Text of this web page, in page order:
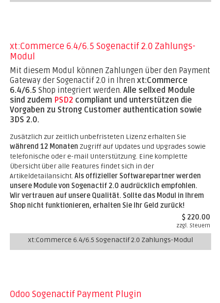
xt:Commerce 6.4/6.5 Sogenactif 2.0 Zahlungs-
Modul
Mit diesem Modul können Zahlungen über den Payment
Gateway der Sogenactif 2.0 in Ihren xt:Commerce
6.4/6.5 Shop integriert werden. Alle sellxed Module
sind zudem PSD2 compliant und unterstützen die
Vorgaben zu Strong Customer authentication sowie
3DS 2.0.
Zusätzlich zur zeitlich unbefristeten Lizenz erhalten Sie
während 12 Monaten Zugriff auf Updates und Upgrades sowie
telefonische oder e-mail Unterstützung. Eine komplette
Übersicht über alle Features findet sich in der
Artikeldetailansicht. Als offizieller Softwarepartner werden
unsere Module von Sogenactif 2.0 audrücklich empfohlen.
Wir vertrauen auf unsere Qualität. Sollte das Modul in Ihrem
Shop nicht funktionieren, erhalten Sie Ihr Geld zurück!
$ 220.00
zzgl. Steuern
xt:Commerce 6.4/6.5 Sogenactif 2.0 Zahlungs-Modul
Odoo Sogenactif Payment Plugin